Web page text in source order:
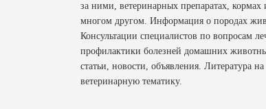
за ними, ветеринарных препаратах, кормах
многом другом. Информация о породах
Консультации специалистов по вопросам
профилактики болезней домашних
статьи, новости, объявления. Литература на
ветеринарную тематику.